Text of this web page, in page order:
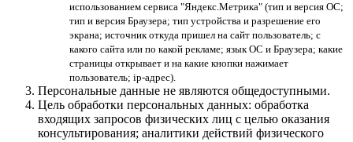
использованием сервиса "Яндекс.Метрика" (тип и версия ОС;
тип и версия Браузера; тип устройства и разрешение его
экрана; источник откуда пришел на сайт пользователь; с
какого сайта или по какой рекламе; язык ОС и Браузера; какие
страницы открывает и на какие кнопки нажимает
пользователь; ip-адрес).
Персональные данные не являются общедоступными.
Цель обработки персональных данных: обработка
входящих запросов физических лиц с целью оказания
консультирования; аналитики действий физического